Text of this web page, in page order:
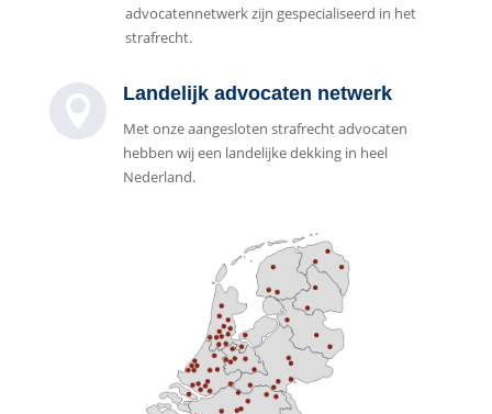
advocatennetwerk zijn gespecialiseerd in het
strafrecht.
 Landelijk advocaten netwerk
Met onze aangesloten strafrecht advocaten
hebben wij een landelijke dekking in heel
Nederland.